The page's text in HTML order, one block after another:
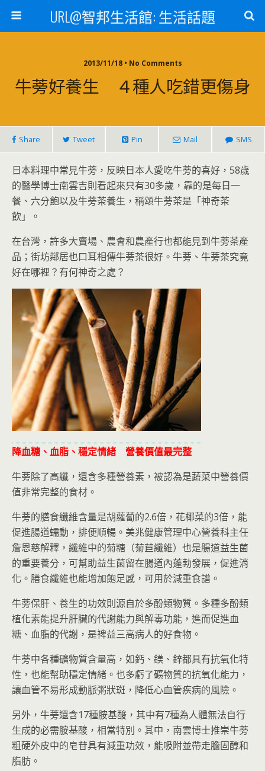
URL@智邦生活館: 生活話題
2013/11/18 • No Comments
牛蒡好養生 ４種人吃錯更傷身
Share Tweet Pin Mail SMS
日本料理中常見牛蒡，反映日本人愛吃牛蒡的喜好，58歲
的醫學博士南雲吉則看起來只有30多歲，靠的是每日一
餐、六分飽以及牛蒡茶養生，稱頌牛蒡茶是「神奇茶
飲」。
在台灣，許多大賣場、農會和農產行也都能見到牛蒡茶產
品；街坊鄰居也口耳相傳牛蒡茶很好。牛蒡、牛蒡茶究竟
好在哪裡？有何神奇之處？
降血糖、血脂、穩定情緒 營養價值最完整
牛蒡除了高纖，還含多種營養素，被認為是蔬菜中營養價
值非常完整的食材。
牛蒡的膳食纖維含量是胡蘿蔔的2.6倍，花椰菜的3倍，能
促進腸道蠕動，排便順暢。美兆健康管理中心營養科主任
詹恩慈解釋，纖維中的菊糖（菊苣纖維）也是腸道益生菌
的重要養分，可幫助益生菌留在腸道內蓬勃發展，促進消
化。膳食纖維也能增加飽足感，可用於減重食譜。
牛蒡保肝、養生的功效則源自於多酚類物質。多種多酚類
植化素能提升肝臟的代謝能力與解毒功能，進而促進血
糖、血脂的代謝，是裨益三高病人的好食物。
牛蒡中各種礦物質含量高，如鈣、鎂、鋅都具有抗氧化特
性，也能幫助穩定情緒。也多虧了礦物質的抗氧化能力，
讓血管不易形成動脈粥狀斑，降低心血管疾病的風險。
另外，牛蒡還含17種胺基酸，其中有7種為人體無法自行
生成的必需胺基酸，相當特別。其中，南雲博士推崇牛蒡
粗硬外皮中的皂苷具有減重功效，能吸附並帶走膽固醇和
脂肪。